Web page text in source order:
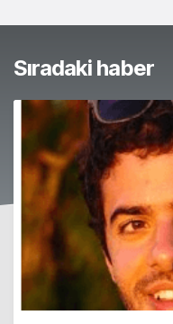
Sıradaki haber